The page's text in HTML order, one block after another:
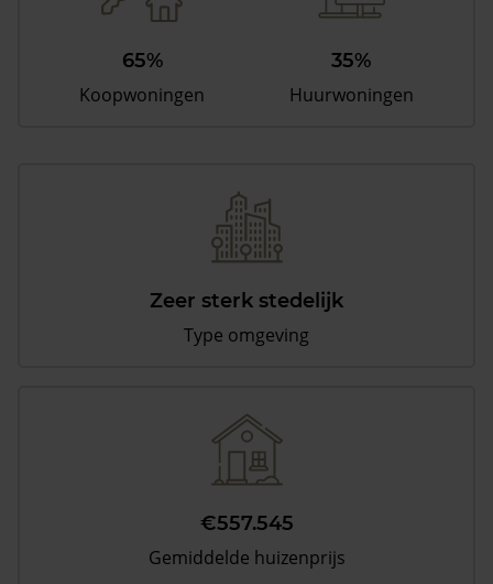
65%
Koopwoningen
35%
Huurwoningen
Zeer sterk stedelijk
Type omgeving
€557.545
Gemiddelde huizenprijs